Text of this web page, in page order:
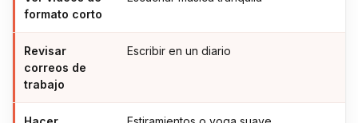
formato corto
Revisar
correos de
trabajo
Escribir en un diario